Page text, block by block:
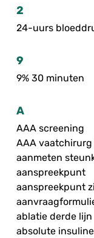
2
24-uurs
9
9% 30 minuten
A
AAA screening
AAA
aanmeten
aanspreekpunt
aanspreekpunt
ablatie derde lijn
absolute